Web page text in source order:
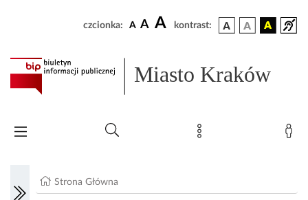
czcionka: A A A kontrast:
Miasto Kraków
Strona Główna